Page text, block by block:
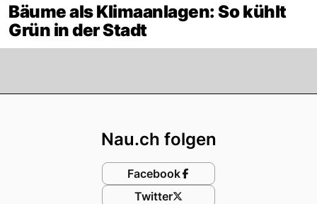
Bäume als Klimaanlagen: So kühlt
Grün in der Stadt
Nau.ch folgen
Facebook
Twitter